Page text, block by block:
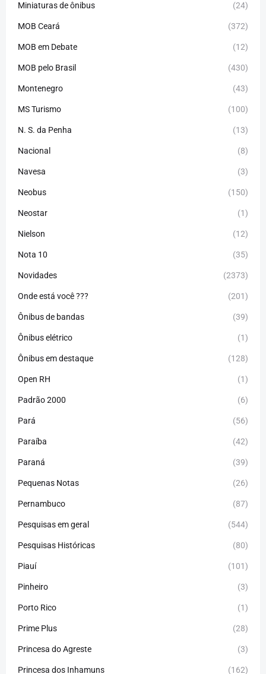
Miniaturas de ônibus (24)
MOB Ceará (372)
MOB em Debate (12)
MOB pelo Brasil (430)
Montenegro (43)
MS Turismo (100)
N. S. da Penha (13)
Nacional (8)
Navesa (3)
Neobus (150)
Neostar (1)
Nielson (12)
Nota 10 (35)
Novidades (2373)
Onde está você ??? (201)
Ônibus de bandas (39)
Ônibus elétrico (1)
Ônibus em destaque (128)
Open RH (1)
Padrão 2000 (6)
Pará (56)
Paraíba (42)
Paraná (39)
Pequenas Notas (26)
Pernambuco (87)
Pesquisas em geral (544)
Pesquisas Históricas (80)
Piauí (101)
Pinheiro (3)
Porto Rico (1)
Prime Plus (28)
Princesa do Agreste (3)
Princesa dos Inhamuns (162)